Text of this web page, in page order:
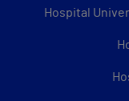
Hospital